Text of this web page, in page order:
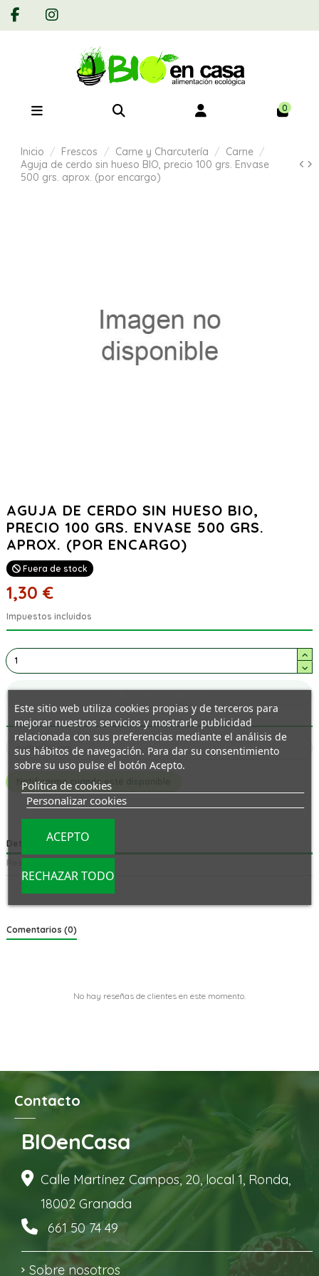
0
Inicio Frescos Carne y Charcutería
Carne
Aguja de cerdo sin hueso BIO, precio 100 grs. Envase
500 grs. aprox. (por encargo)
AGUJA DE CERDO SIN HUESO BIO,
PRECIO 100 GRS. ENVASE 500 GRS.
APROX. (POR ENCARGO)
Fuera de stock
1,30 €
Impuestos incluidos
Detalles del producto
Reseñas
Comentarios (0)
No hay reseñas de clientes en este momento.
Sobre nosotros
Contacto
BIOenCasa
Calle Martínez Campos, 20, local 1, Ronda,
18002 Granada
661 50 74 49
Este sitio web utiliza cookies propias y de terceros para
mejorar nuestros servicios y mostrarle publicidad
relacionada con sus preferencias mediante el análisis de
sus hábitos de navegación. Para dar su consentimiento
sobre su uso pulse el botón Acepto.
Política de cookies
Personalizar cookies
RECHAZAR TODO
ACEPTO